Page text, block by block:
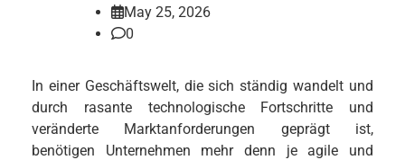
May 25, 2026
0
In einer Geschäftswelt, die sich ständig wandelt und
durch rasante technologische Fortschritte und
veränderte Marktanforderungen geprägt ist,
benötigen Unternehmen mehr denn je agile und